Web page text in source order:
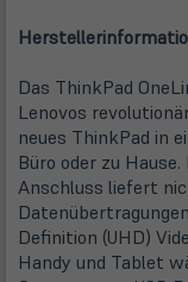
Das ThinkPad
Lenovos
neues ThinkPad in
Büro oder zu
Anschluss liefert
Definition (UHD)
Handy und Tablet